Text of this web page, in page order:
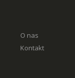
O nas
Kontakt